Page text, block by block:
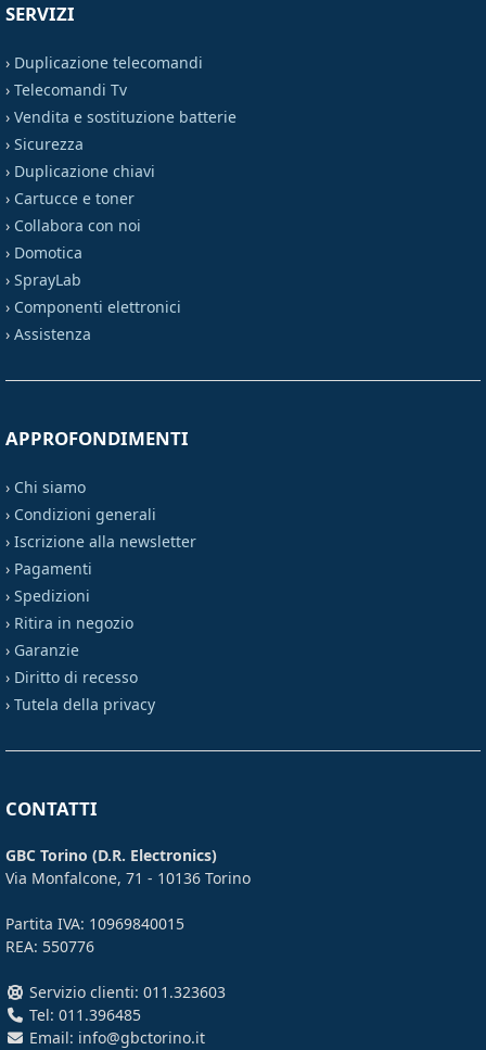
SERVIZI
› Duplicazione telecomandi
› Telecomandi Tv
› Vendita e sostituzione batterie
› Sicurezza
› Duplicazione chiavi
› Cartucce e toner
› Collabora con noi
› Domotica
› SprayLab
› Componenti elettronici
› Assistenza
APPROFONDIMENTI
› Chi siamo
› Condizioni generali
› Iscrizione alla newsletter
› Pagamenti
› Spedizioni
› Ritira in negozio
› Garanzie
› Diritto di recesso
› Tutela della privacy
CONTATTI
GBC Torino (D.R. Electronics)
Via Monfalcone, 71 - 10136 Torino
Partita IVA: 10969840015
REA: 550776
Servizio clienti: 011.323603
Tel: 011.396485
Email: info@gbctorino.it